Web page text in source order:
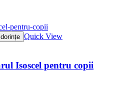
Quick View
Isoscel pentru copii